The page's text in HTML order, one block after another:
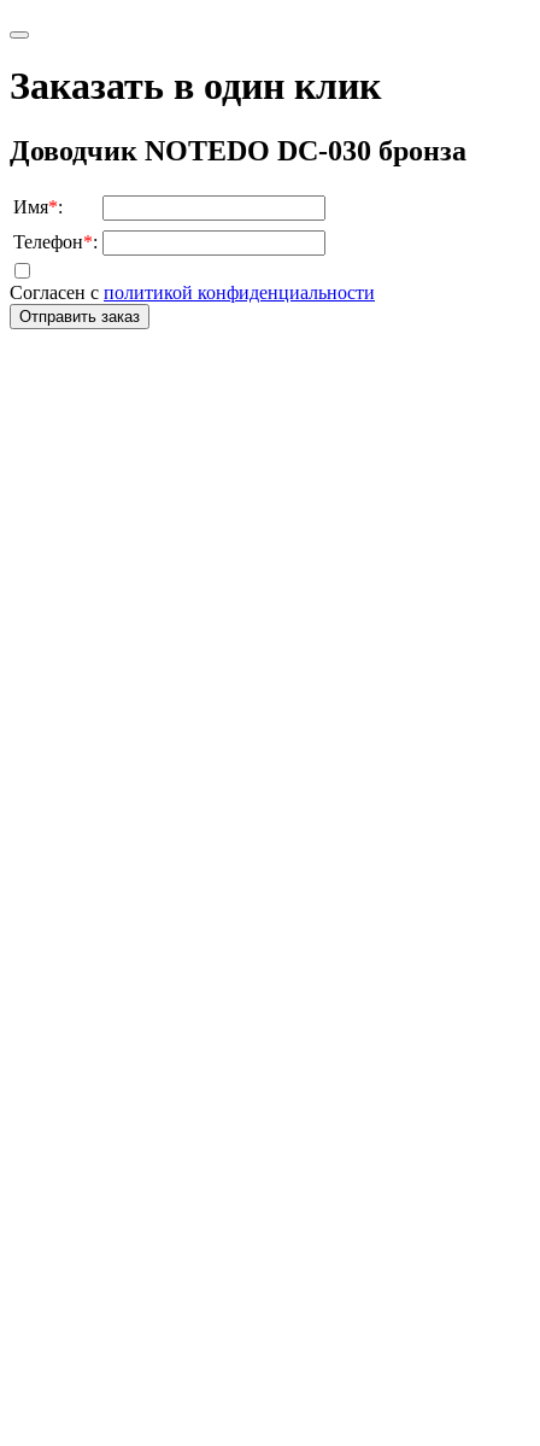
Заказать в один клик
Доводчик NOTEDO DC-030 бронза
Имя*:
Телефон*:
Согласен с политикой конфиденциальности
Отправить заказ